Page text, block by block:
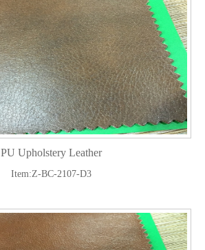
PU Upholstery Leather
Item:Z-BC-2107-D3